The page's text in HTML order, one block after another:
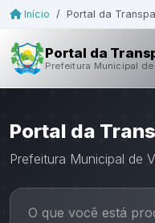
Início / Portal da
Portal da
Prefeitura Municipal de
Portal da
Prefeitura Municipal de